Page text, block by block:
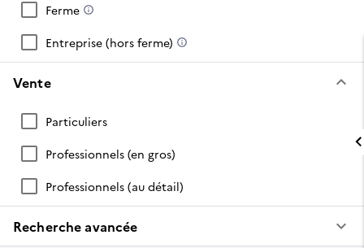
Ferme
Entreprise (hors ferme)
Vente keyboard_arrow_down
Particuliers
Professionnels (en gros)
Professionnels (au détail)
Recherche avancée keyboard_arrow_down